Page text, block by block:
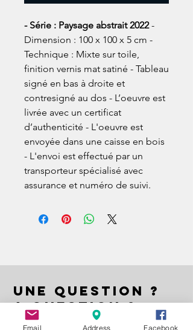
- Série : Paysage abstrait 2022-
Dimension : 100 x 100 x 5 cm -
Technique : Mixte sur toile,
finition vernis mat satiné - Tableau
signé en bas à droite et
contresigné au dos - L’oeuvre est
livrée avec un certificat
d’authenticité - L'oeuvre est
envoyée dans une caisse en bois
- L'envoi est effectué par un
transporteur spécialisé avec
assurance et numéro de suivi.
UNE QUESTION ?
A QUESTION ?
EIN FRAGE ?
Email Address Facebook